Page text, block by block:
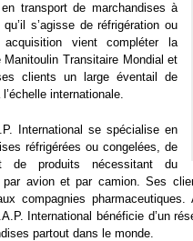
transport de marchandises à
s’agisse de réfrigération ou
vient compléter la
Transitaire Mondial et
clients un large éventail de
internationale.
International se spécialise en
réfrigérées ou congelées, de
de produits nécessitant du
par avion et par camion. Ses
compagnies
International bénéficie d’un
partout dans le monde.